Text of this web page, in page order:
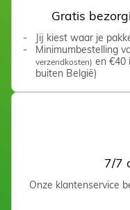
Bol en silicone 280 ml
Zien
Gratis
Jij kiest waar je
Minimumbestelling
verzendkosten) en €40
buiten België)
7/7
Onze klantenservice